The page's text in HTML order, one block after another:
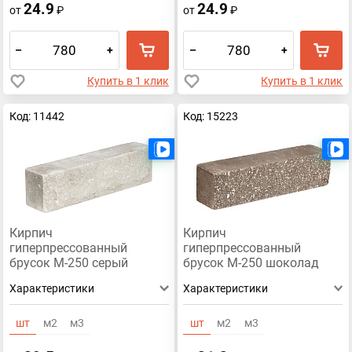
от24.9 ₽
– +
Купить в 1 клик
от24.9 ₽
– +
Купить в 1 клик
Код: 11442
Кирпич
гиперпрессованный
брусок М-250 серый
Характеристики
шт м2 м3
Код: 15223
Кирпич
гиперпрессованный
брусок М-250 шоколад
Характеристики
шт м2 м3